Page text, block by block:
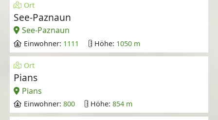
Ort
See-Paznaun
See-Paznaun
Einwohner: 1111 Höhe: 1050 m
Ort
Pians
Pians
Einwohner: 800 Höhe: 854 m